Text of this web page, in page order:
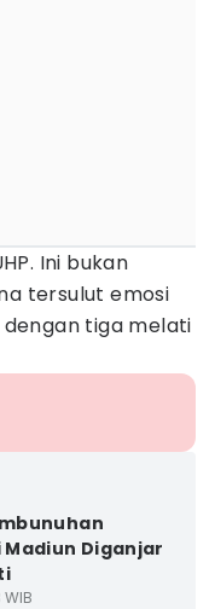
Ini bukan
tersulut emosi
tiga melati
Diganjar
WIB